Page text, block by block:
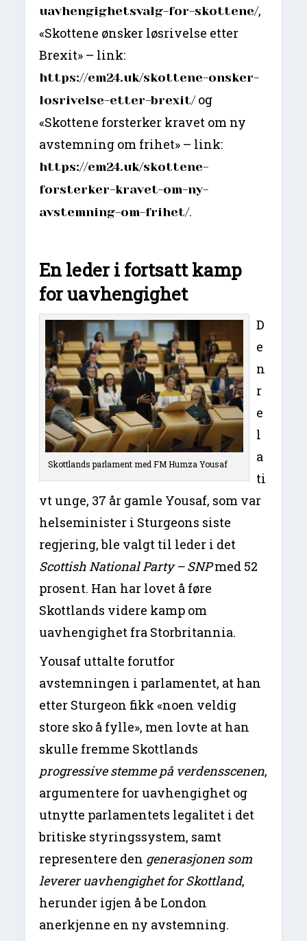
uavhengighetsvalg-for-skottene/,
«Skottene ønsker løsrivelse etter
Brexit» – link:
https://em24.uk/skottene-onsker-
losrivelse-etter-brexit/og
«Skottene forsterker kravet om ny
avstemning om frihet» – link:
https://em24.uk/skottene-
forsterker-kravet-om-ny-
avstemning-om-frihet/.
En leder i fortsatt kamp
for uavhengighet
Skottlands parlament med FM Humza Yousaf
D
e
n
r
e
l
a
ti
vt unge, 37 år gamle Yousaf, som var
helseminister i Sturgeons siste
regjering, ble valgt til leder i det
Scottish National Party – SNPmed 52
prosent. Han har lovet å føre
Skottlands videre kamp om
uavhengighet fra Storbritannia.
Yousaf uttalte forutfor
avstemningen i parlamentet, at han
etter Sturgeon fikk «noen veldig
store sko å fylle», men lovte at han
skulle fremme Skottlands
progressive stemme på verdensscenen,
argumentere for uavhengighet og
utnytte parlamentets legalitet i det
britiske styringssystem, samt
representere den generasjonen som
leverer uavhengighet for Skottland,
herunder igjen å be London
anerkjenne en ny avstemning.